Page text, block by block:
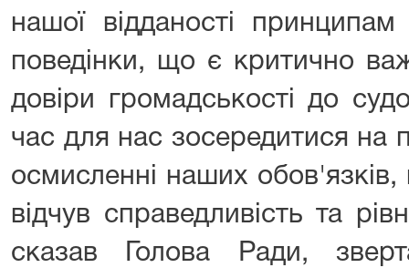
нашої відданості принципам
поведінки, що є критично
довіри громадськості до
час для нас зосередитися на
осмисленні наших
відчув справедливість та
сказав Голова Ради,